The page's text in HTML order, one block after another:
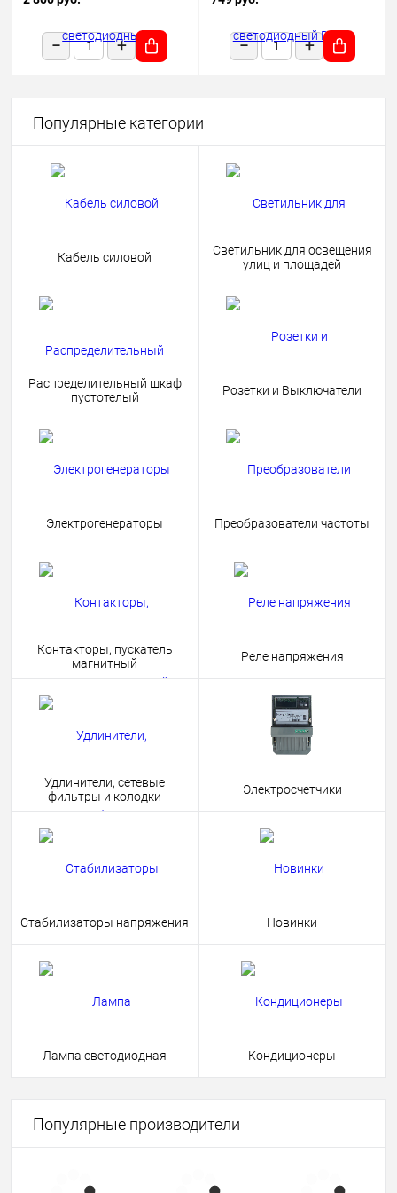
Популярные категории
Кабель силовой
Светильник для освещения
улиц и площадей
Распределительный шкаф
пустотелый
Розетки и Выключатели
Электрогенераторы Преобразователи частоты
Контакторы, пускатель
магнитный
Реле напряжения
Удлинители, сетевые
фильтры и колодки
Электросчетчики
Стабилизаторы напряжения Новинки
Лампа светодиодная Кондиционеры
Популярные производители